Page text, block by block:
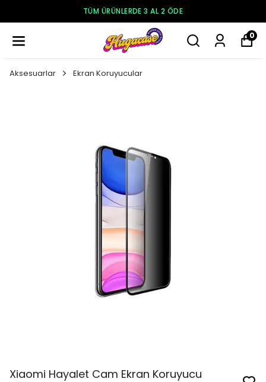
TÜM ÜRÜNLERDE 3 AL 2 ÖDE
0
Aksesuarlar Ekran Koruyucular
Xiaomi Hayalet Cam Ekran Koruyucu